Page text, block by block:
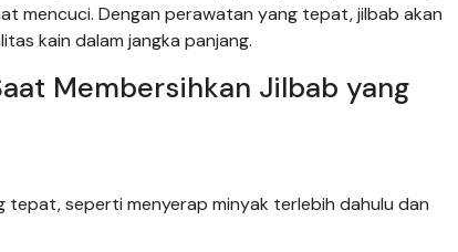
mencuci. Dengan perawatan yang tepat, jilbab akan
kain dalam jangka panjang.
Membersihkan Jilbab yang
tepat, seperti menyerap minyak terlebih dahulu dan